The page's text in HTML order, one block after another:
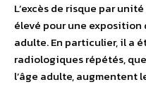
L’excès de risque par
élevé pour une exposition
adulte. En particulier, il a
radiologiques répétés,
l’âge adulte, augmentent